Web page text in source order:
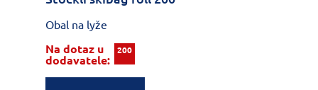
Obal na lyže
Na dotaz u
dodavatele:
200